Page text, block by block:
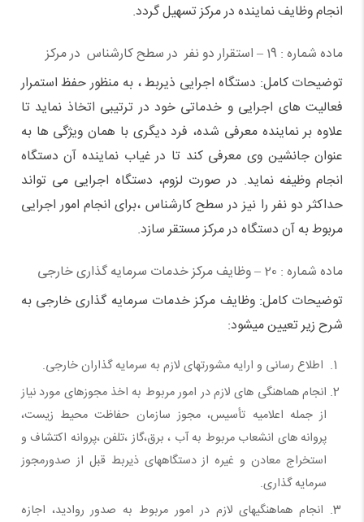
انجام وظایف نماینده در مرکز تسهیل گردد.
ماده شماره : 19 – استقرار دو نفر در سطح کارشناس در مرکز
توضیحات کامل: دستگاه اجرایی ذیربط ، به منظور حفظ استمرار
فعالیت های اجرایی و خدماتی خود در ترتیبی اتخاذ نماید تا
علاوه بر نماینده معرفی شده، فرد دیگری با همان ویژگی ها به
عنوان جانشین وی معرفی کند تا در غیاب نماینده آن دستگاه
انجام وظیفه نماید. در صورت لزوم، دستگاه اجرایی می تواند
حداکثر دو نفر را نیز در سطح کارشناس ،‌برای انجام امور اجرایی
مربوط به آن دستگاه در مرکز مستقر سازد.
ماده شماره : 20 – وظایف مرکز خدمات سرمایه گذاری خارجی
توضیحات کامل: وظایف مرکز خدمات سرمایه گذاری خارجی به
شرح زیر تعیین میشود:
اطلاع رسانی و ارایه مشورتهای لازم به سرمایه گذاران خارجی.
انجام هماهنگی های لازم در امور مربوط به اخذ مجوزهای مورد نیاز
از جمله اعلامیه تأسیس، مجوز سازمان حفاظت محیط زیست،
پروانه های انشعاب مربوط به آب ، برق،‌گاز ،‌تلفن ،‌پروانه اکتشاف و
استخراج معادن و غیره از دستگاههای ذیربط قبل از صدورمجوز
سرمایه گذاری.
انجام هماهنگیهای لازم در امور مربوط به صدور روادید،‌ اجازه